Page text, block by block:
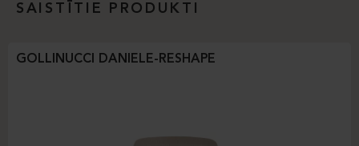
SAISTĪTIE PRODUKTI
GOLLINUCCI DANIELE-RESHAPE